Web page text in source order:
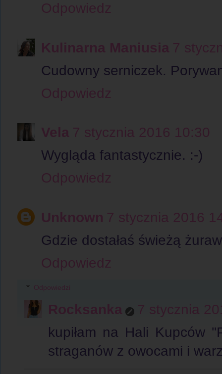
Odpowiedz
Kulinarna Maniusia 7
Cudowny serniczek.
Odpowiedz
Vela 7 stycznia 2016 10:30
Wygląda fantastycznie. :-)
Odpowiedz
Unknown 7 stycznia 2016
Gdzie dostałaś świeżą
Odpowiedz
Odpowiedzi
Rocksanka
7 stycznia
kupiłam na Hali Kupców
straganów z owocami i